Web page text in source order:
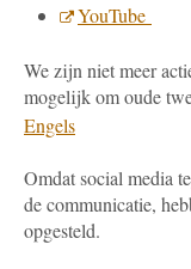
YouTube
We zijn niet meer
mogelijk om oude
Engels
Omdat social media
de communicatie,
opgesteld.